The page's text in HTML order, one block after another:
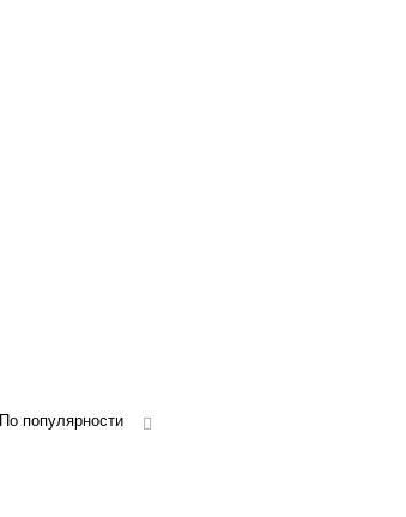
По популярности